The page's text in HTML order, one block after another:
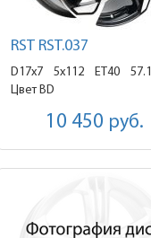
RST RST.037
D17x7 5x112 ET40
57.1
Цвет BD
10 450 руб.